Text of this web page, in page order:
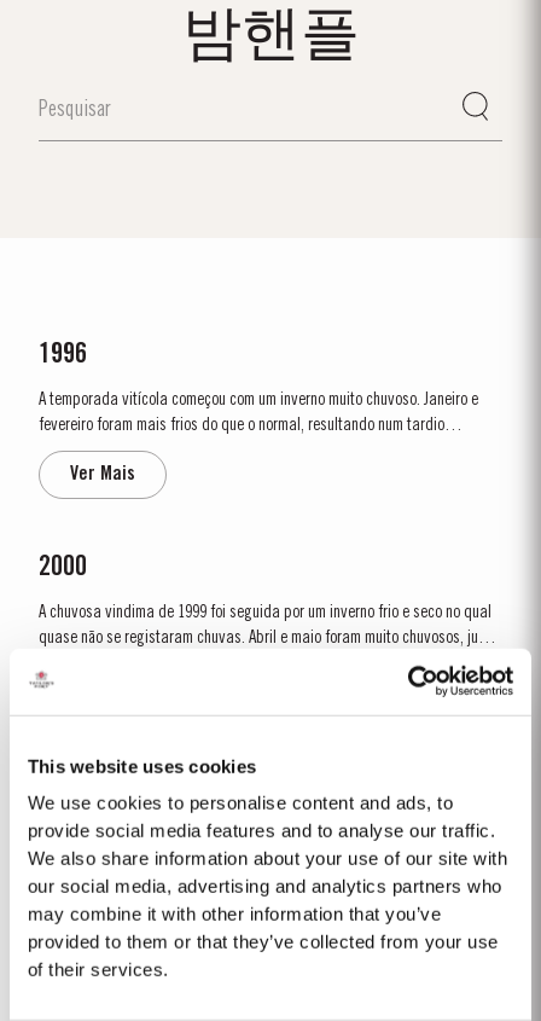
This website uses cookies
We use cookies to personalise content and ads, to
provide social media features and to analyse our traffic.
We also share information about your use of our site with
our social media, advertising and analytics partners who
may combine it with other information that you’ve
provided to them or that they’ve collected from your use
of their services.
밤핸플
1996
A temporada vitícola começou com um inverno muito chuvoso. Janeiro e
fevereiro foram mais frios do que o normal, resultando num tardio
aparecimento dos rebentos. As condições frescas e chuvosas
continuaram até justamente antes da floração, a 25 de maio. A floração
teve lugar sob...
Ver Mais
2000
A chuvosa vindima de 1999 foi seguida por um inverno frio e seco no qual
quase não se registaram chuvas. Abril e maio foram muito chuvosos, junho
e julho secos, e a primeira metade de agosto extremamente quente. A
vindima começou a 20 de setembro. Os vinhos resultantes foram muito
encorpados, com intensa cor e aromas muito...
VICTORY PORT 80
O Taylor’s Victory Port é uma obra-prima de paciência e mestria.
Envelhecido durante oito décadas nas velhas pipas de vinho do Porto,
este maravilhoso Tawny representa o auge do incomparável savoir-faire
da Taylor’s na produção de Vinhos do Porto excecionais. Para criar este
vinho...